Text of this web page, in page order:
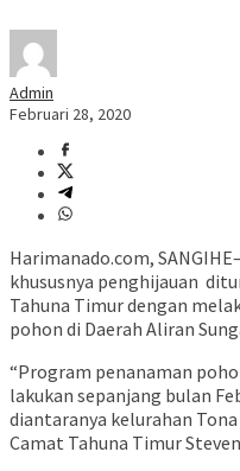
Admin
Februari 28, 2020
Harimanado.com,
khususnya penghijauan
Tahuna Timur dengan
pohon di Daerah Aliran
“Program penanaman
lakukan sepanjang bulan
diantaranya kelurahan
Camat Tahuna Timur